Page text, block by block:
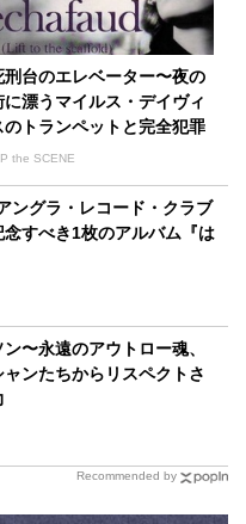
刑台のエレベーター〜夜の
に漂うマイルス・デイヴィ
のトランペットと完全犯罪
崩壊
the SCENE
ングラ・レコード・クラブ
すべき1枚のアルバム『は
〜永遠のアウトロー魂、
ンたちからリスペクトさ
Recommended by